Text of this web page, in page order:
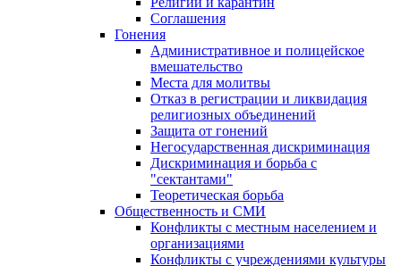
Соглашения
Гонения
Административное и полицейское
вмешательство
Места для молитвы
Отказ в регистрации и ликвидация
религиозных объединений
Защита от гонений
Негосударственная дискриминация
Дискриминация и борьба с
"сектантами"
Теоретическая борьба
Общественность и СМИ
Конфликты с местным населением и
организациями
Конфликты с учреждениями культуры